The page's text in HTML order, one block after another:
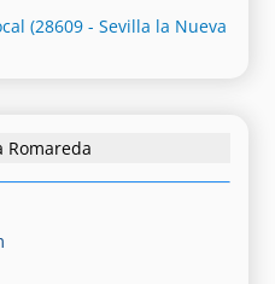
(28609 - Sevilla la Nueva
Romareda